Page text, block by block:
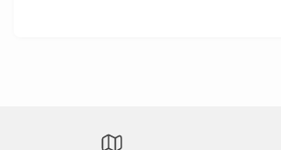
هستند. گوشواره‌های بخیه ای بدلی هم گزینه‌ای هست که